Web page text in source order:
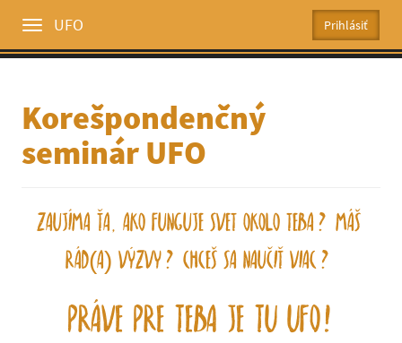
ToggleUFO
Korešpondenčný
seminár UFO
Zaujíma Ťa, ako funguje svet okolo Teba? Máš
rád(a) výzvy? Chceš sa naučiť viac?
Práve pre Teba je tu UFO!